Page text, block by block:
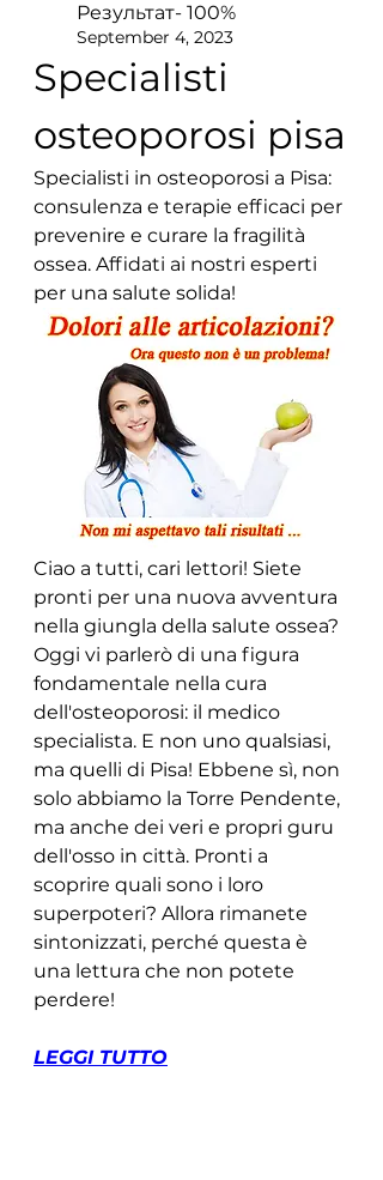
Результат- 100%
September 4, 2023
Specialisti
osteoporosi pisa
Specialisti in osteoporosi a Pisa:
consulenza e terapie efficaci per
prevenire e curare la fragilità
ossea. Affidati ai nostri esperti
per una salute solida!
Ciao a tutti, cari lettori! Siete
pronti per una nuova avventura
nella giungla della salute ossea?
Oggi vi parlerò di una figura
fondamentale nella cura
dell'osteoporosi: il medico
specialista. E non uno qualsiasi,
ma quelli di Pisa! Ebbene sì, non
solo abbiamo la Torre Pendente,
ma anche dei veri e propri guru
dell'osso in città. Pronti a
scoprire quali sono i loro
superpoteri? Allora rimanete
sintonizzati, perché questa è
una lettura che non potete
perdere!
LEGGI TUTTO